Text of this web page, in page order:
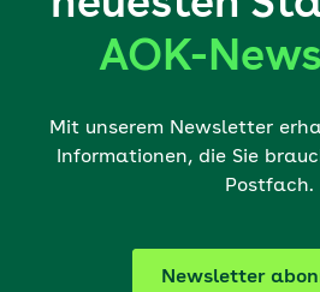
AOK-
Mit unserem Newsletter
Informationen, die Sie
Postfach.
Newsletter